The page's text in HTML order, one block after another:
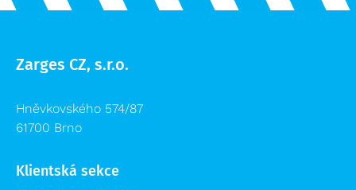
Zarges CZ, s.r.o.
Hněvkovského 574/87
61700 Brno
Klientská sekce